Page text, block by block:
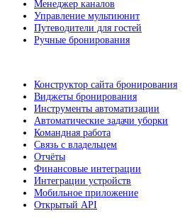
Менеджер каналов
Управление мультиюнит
Путеводители для гостей
Ручные бронирования
Конструктор сайта бронирования
Виджеты бронирования
Инструменты автоматизации
Автоматические задачи уборки
Командная работа
Связь с владельцем
Отчёты
Финансовые интеграции
Интеграции устройств
Мобильное приложение
Открытый API